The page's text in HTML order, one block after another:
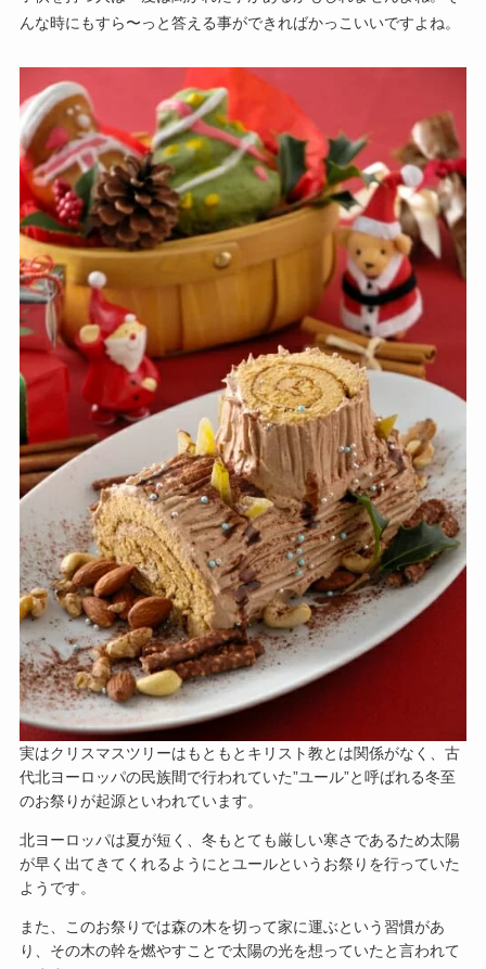
んな時にもすら〜っと答える事ができればかっこいいですよね。
実はクリスマスツリーはもともとキリスト教とは関係がなく、古
代北ヨーロッパの民族間で行われていた”ユール”と呼ばれる冬至
のお祭りが起源といわれています。
北ヨーロッパは夏が短く、冬もとても厳しい寒さであるため太陽
が早く出てきてくれるようにとユールというお祭りを行っていた
ようです。
また、このお祭りでは森の木を切って家に運ぶという習慣があ
り、その木の幹を燃やすことで太陽の光を想っていたと言われて